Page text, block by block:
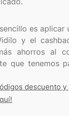
sencillo es
y el
ahorros al
que tenemos
descuento